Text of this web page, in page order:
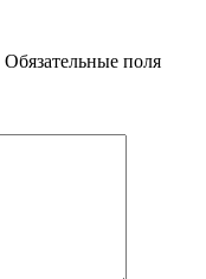
Обязательные поля